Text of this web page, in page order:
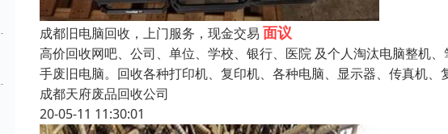
成都旧电脑回收，上门服务，现金交易 面议
高价回收网吧、公司、单位、学校、银行、医院 及个人淘汰电脑整机
手废旧电脑。回收各种打印机、复印机、各种电脑、显示器、传真机
成都天府废品回收公司
20-05-11 11:30:01